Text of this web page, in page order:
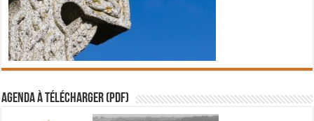
Agenda à télécharger (PDF)